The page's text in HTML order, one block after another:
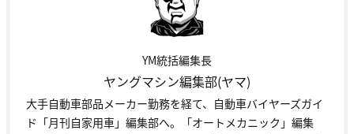
YM統括編集長
ヤングマシン編集部(ヤマ)
大手自動車部品メーカー勤務を経て、自動車バイヤーズガイ
ド「月刊自家用車」編集部へ。「オートメカニック」編集